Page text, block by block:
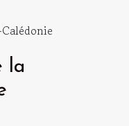
la